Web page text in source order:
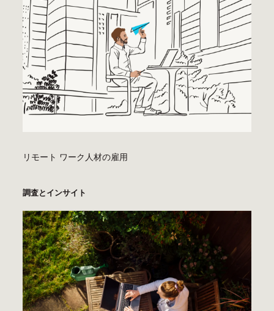
リモート ワーク人材の雇用
調査とインサイト